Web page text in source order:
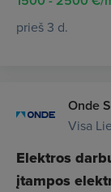
prieš 3 d.
Onde
Visa
Elektros
įtampos